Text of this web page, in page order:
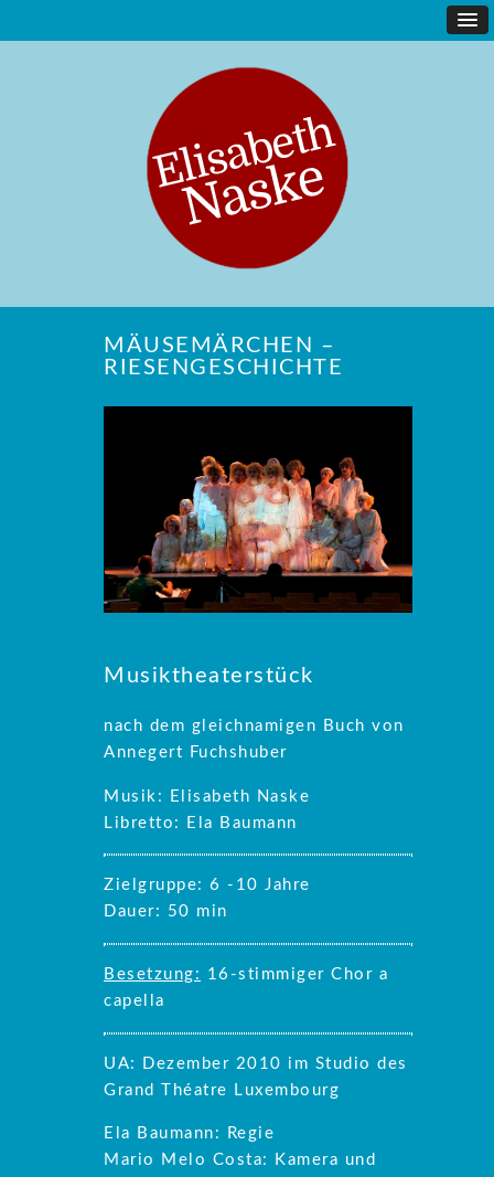
MÄUSEMÄRCHEN –
RIESENGESCHICHTE
Musiktheaterstück
nach dem gleichnamigen Buch von
Annegert Fuchshuber
Musik: Elisabeth Naske
Libretto: Ela Baumann
Zielgruppe: 6 -10 Jahre
Dauer: 50 min
Besetzung: 16-stimmiger Chor a
capella
UA: Dezember 2010 im Studio des
Grand Théatre Luxembourg
Ela Baumann: Regie
Mario Melo Costa: Kamera und